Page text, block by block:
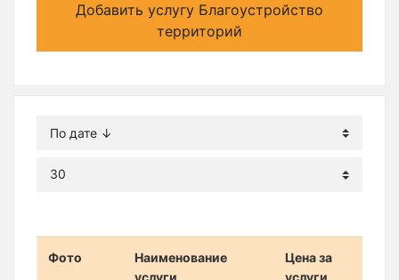
Добавить услугу Благоустройство
территорий
Фото
Наименование
услуги
Цена за
услуги